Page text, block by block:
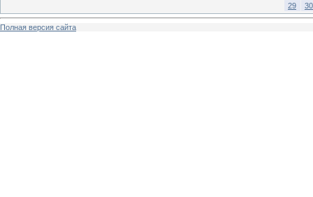
29
30
Полная версия сайта